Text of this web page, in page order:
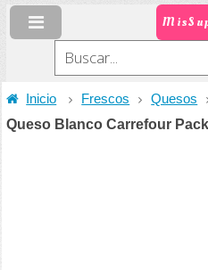
Inicio Frescos Quesos
Queso Blanco Carrefour